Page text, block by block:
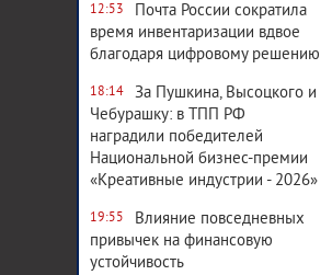
12:53
Почта России сократила
время инвентаризации вдвое
благодаря цифровому решению
18:14
За Пушкина, Высоцкого и
Чебурашку: в ТПП РФ
наградили победителей
Национальной бизнес-премии
«Креативные индустрии - 2026»
19:55
Влияние повседневных
привычек на финансовую
устойчивость